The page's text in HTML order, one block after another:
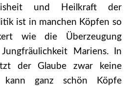
und Heilkraft der
ist in manchen Köpfen so
wie die Überzeugung
Mariens. In
der Glaube zwar keine
ganz schön Köpfe